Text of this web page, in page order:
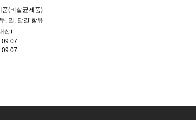
품(비살균제품)
, 밀, 달걀 함유
산)